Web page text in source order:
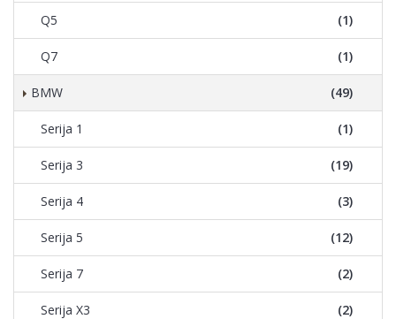
Q5 (1)
Q7 (1)
BMW (49)
Serija 1 (1)
Serija 3 (19)
Serija 4 (3)
Serija 5 (12)
Serija 7 (2)
Serija X3 (2)